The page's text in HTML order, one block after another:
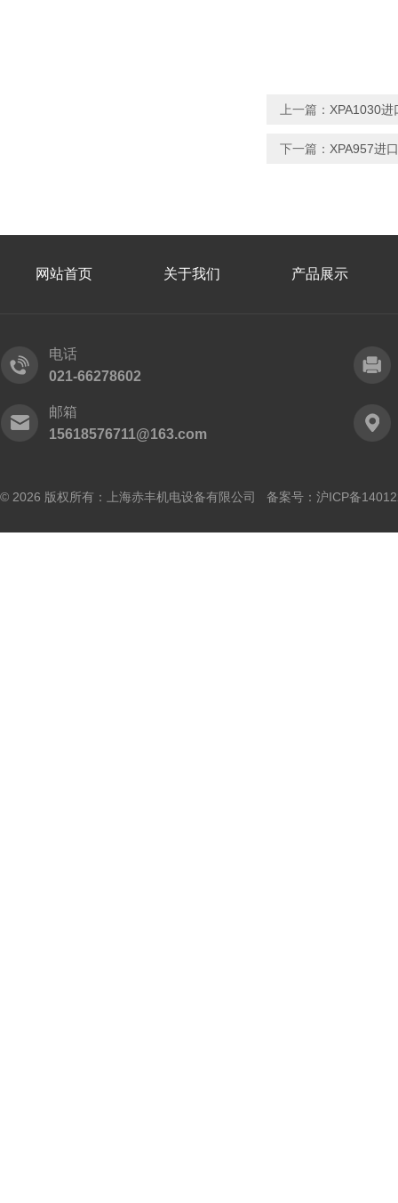
上一篇： XPA1030
下一篇： XPA957进
网站首页 关于我们 产品展示
电话
021-66278602
邮箱
15618576711@163.com
© 2026 版权所有：上海赤丰机电设备有限公司 备案号： 沪ICP备